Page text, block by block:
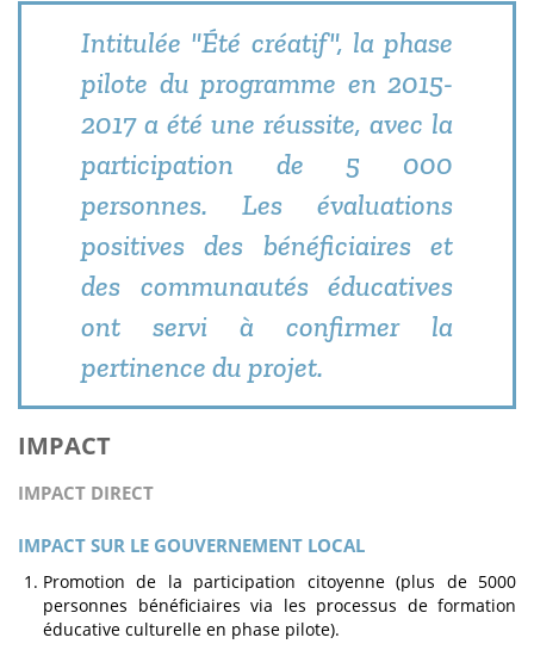
Intitulée "Été créatif", la phase
pilote du programme en 2015-
2017 a été une réussite, avec la
participation de 5 000
personnes. Les évaluations
positives des bénéficiaires et
des communautés éducatives
ont servi à confirmer la
pertinence du projet.
IMPACT
IMPACT DIRECT
IMPACT SUR LE GOUVERNEMENT LOCAL
Promotion de la participation citoyenne (plus de 5000
personnes bénéficiaires via les processus de formation
éducative culturelle en phase pilote).